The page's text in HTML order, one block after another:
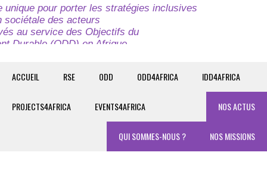
unique pour porter les stratégies inclusives
sociétale des acteurs
au service des Objectifs du
Durable (ODD) en Afrique.
ACCUEIL RSE ODD ODD4AFRICA IDD4AFRICA
PROJECTS4AFRICA EVENTS4AFRICA NOS ACTUS
NOS MISSIONS
QUI SOMMES-NOUS ?